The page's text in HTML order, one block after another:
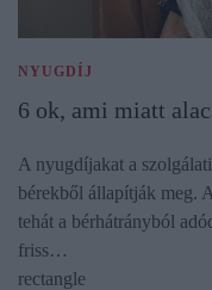
NYUGDÍJ
6 ok, ami miatt
A nyugdíjakat a
bérekből állapítják meg.
tehát a bérhátrányból
friss…
rectangle